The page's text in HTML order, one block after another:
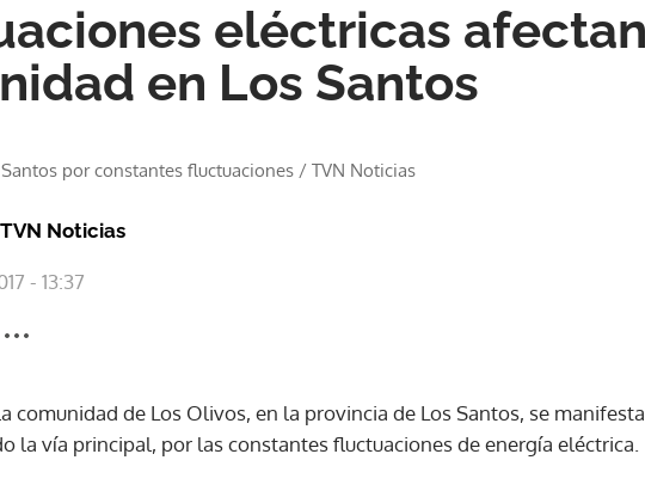
eléctricas
en Los Santos
por constantes fluctuaciones / TVN Noticias
Noticias
- 13:37
comunidad de Los Olivos, en la provincia de Los Santos, se
la vía principal, por las constantes fluctuaciones de energía eléctrica.